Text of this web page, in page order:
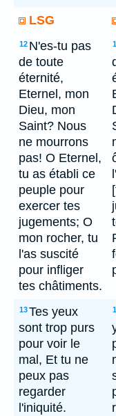
LSG
12 N'es-tu pas
de toute
éternité,
Eternel, mon
Dieu, mon
Saint? Nous
ne mourrons
pas! O Eternel,
tu as établi ce
peuple pour
exercer tes
jugements; O
mon rocher, tu
l'as suscité
pour infliger
tes châtiments.
13Tes yeux
sont trop purs
pour voir le
mal, Et tu ne
peux pas
regarder
l'iniquité.